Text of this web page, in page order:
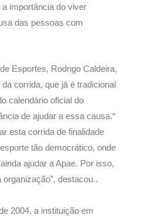
importância do viver
das pessoas com
Esportes, Rodrigo Caldeira,
corrida, que já é tradicional
calendário oficial do
de ajudar a essa causa.“
esta corrida de finalidade
tão democrático, onde
ajudar a Apae. Por isso,
destacou..
2004, a instituição em